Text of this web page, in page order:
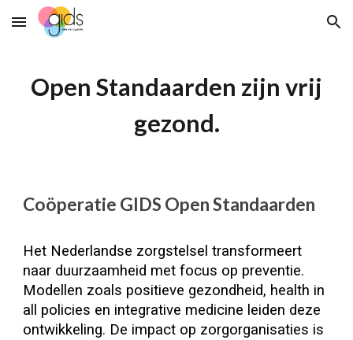
Skip to main content Skip to navigation
Open Standaarden zijn vrij
gezond.
Coöperatie GIDS Open Standaarden
Het Nederlandse zorgstelsel transformeert
naar duurzaamheid met focus op preventie.
Modellen zoals positieve gezondheid, health in
all policies en integrative medicine leiden deze
ontwikkeling. De impact op zorgorganisaties is